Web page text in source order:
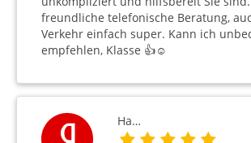
freundliche telefonische Beratung,
Verkehr einfach super. Kann ich
empfehlen, Klasse 👍☺️
На…